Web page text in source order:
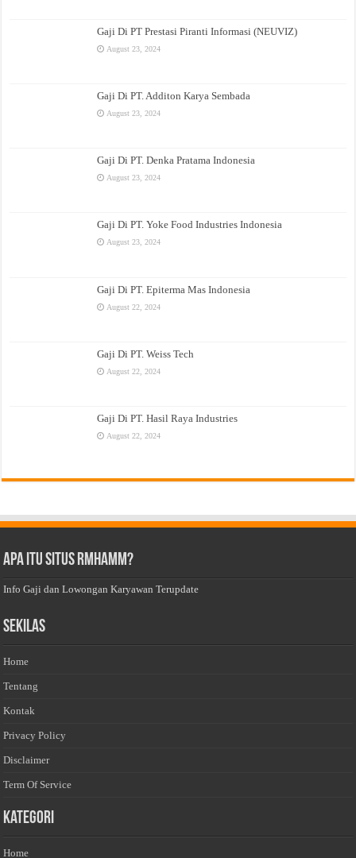
Gaji Di PT Prestasi Piranti Informasi (NEUVIZ)
August 23, 2024
Gaji Di PT. Additon Karya Sembada
August 23, 2024
Gaji Di PT. Denka Pratama Indonesia
August 23, 2024
Gaji Di PT. Yoke Food Industries Indonesia
August 23, 2024
Gaji Di PT. Epiterma Mas Indonesia
August 22, 2024
Gaji Di PT. Weiss Tech
August 22, 2024
Gaji Di PT. Hasil Raya Industries
August 22, 2024
Apa Itu Situs Rmhamm?
Info Gaji dan Lowongan Karyawan Terupdate
Sekilas
Home
Tentang
Kontak
Privacy Policy
Disclaimer
Term Of Service
Kategori
Home